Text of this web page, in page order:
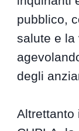
pubblico,
salute e la
degli
Altrettanto